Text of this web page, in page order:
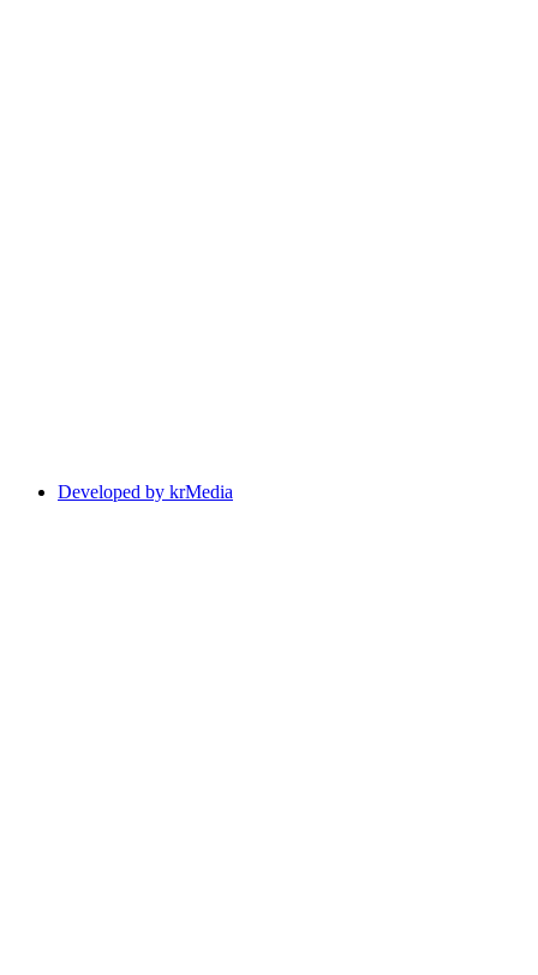
Developed by krMedia